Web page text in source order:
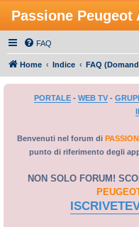
Passione Peugeot
FAQ
Home Indice FAQ
PORTALE- WEB TV-
Benvenuti nel forum di
punto di riferimento degli
NON SOLO FORUM!